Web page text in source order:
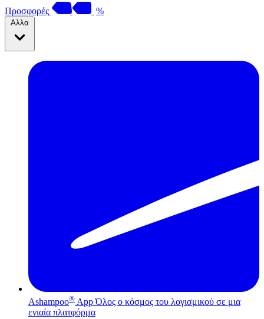
Προσφορές %
Αλλα
Ashampoo® App Όλος ο κόσμος του λογισμικού σε μια
ενιαία πλατφόρμα